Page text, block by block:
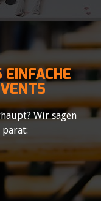
Wir sagen
parat: